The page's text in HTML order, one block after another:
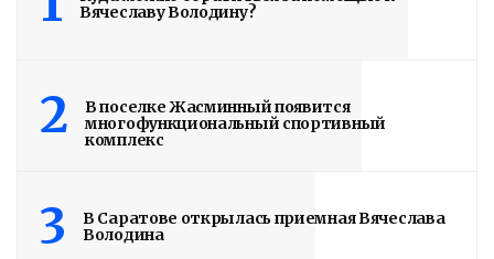
Вячеславу Володину?
2
В поселке Жасминный появится
многофункциональный спортивный
комплекс
3
В Саратове открылась приемная Вячеслава
Володина